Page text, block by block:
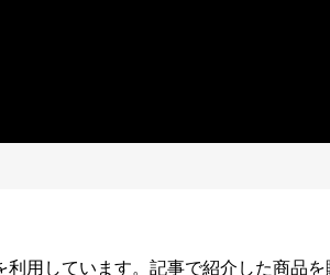
用しています。記事で紹介した商品を